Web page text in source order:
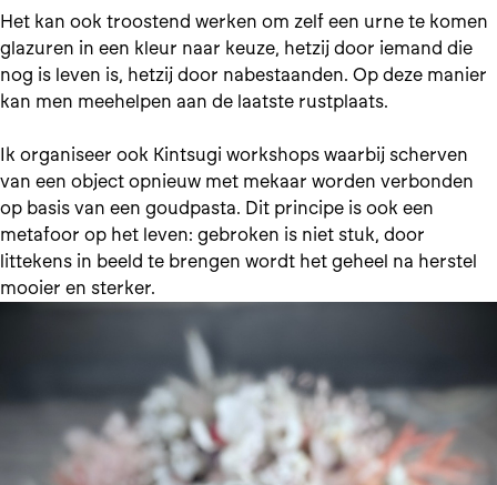
Het kan ook troostend werken om zelf een urne te komen
glazuren in een kleur naar keuze, hetzij door iemand die
nog is leven is, hetzij door nabestaanden. Op deze manier
kan men meehelpen aan de laatste rustplaats.
Ik organiseer ook Kintsugi workshops waarbij scherven
van een object opnieuw met mekaar worden verbonden
op basis van een goudpasta. Dit principe is ook een
metafoor op het leven: gebroken is niet stuk, door
littekens in beeld te brengen wordt het geheel na herstel
mooier en sterker.